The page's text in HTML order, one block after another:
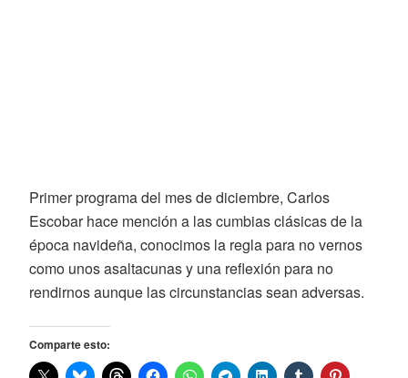
Primer programa del mes de diciembre, Carlos
Escobar hace mención a las cumbias clásicas de la
época navideña, conocimos la regla para no vernos
como unos asaltacunas y una reflexión para no
rendirnos aunque las circunstancias sean adversas.
Comparte esto: